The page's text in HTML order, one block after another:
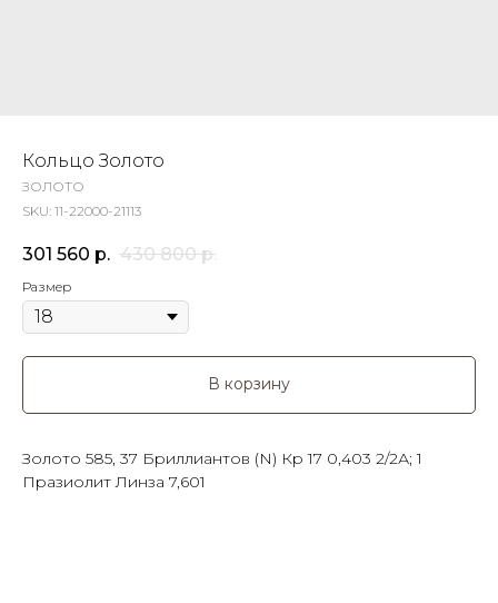
Кольцо Золото
ЗОЛОТО
SKU: 11-22000-21113
301 560 р. 430 800 р.
Размер
В корзину
Золото 585, 37 Бриллиантов (N) Кр 17 0,403 2/2А; 1
Празиолит Линза 7,601